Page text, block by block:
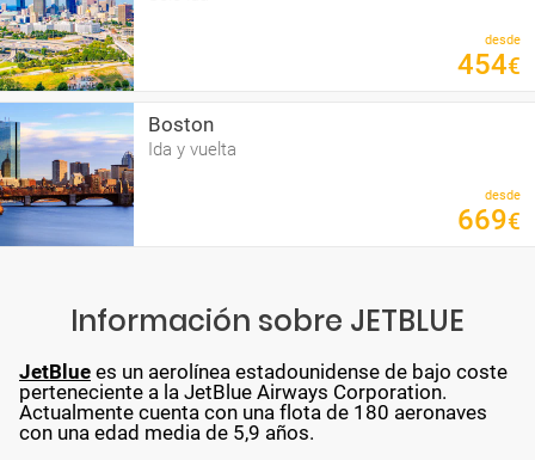
desde
454€
Boston
Ida y vuelta
desde
669€
Información sobre JETBLUE
JetBlue es un aerolínea estadounidense de bajo coste
perteneciente a la JetBlue Airways Corporation.
Actualmente cuenta con una flota de 180 aeronaves
con una edad media de 5,9 años.